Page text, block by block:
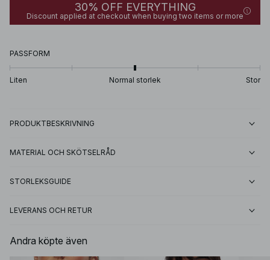
30% OFF EVERYTHING
Discount applied at checkout when buying two items or more
PASSFORM
Liten Normal storlek Stor
PRODUKTBESKRIVNING
MATERIAL OCH SKÖTSELRÅD
STORLEKSGUIDE
LEVERANS OCH RETUR
Andra köpte även